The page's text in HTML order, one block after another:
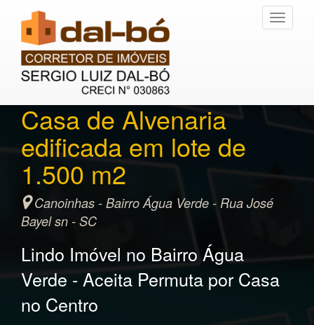
Toggle
Casa de Alvenaria
edificada em lote de
1.500 m2
Canoinhas - Bairro Água Verde - Rua José
Bayel sn - SC
Lindo Imóvel no Bairro Água
Verde - Aceita Permuta por Casa
no Centro